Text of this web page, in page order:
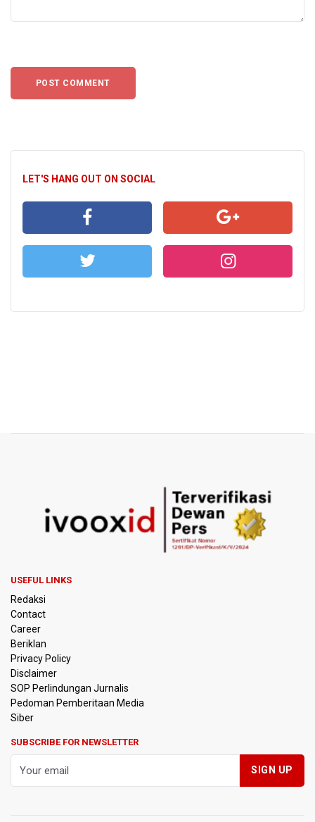
LET'S HANG OUT ON SOCIAL
USEFUL LINKS
Redaksi
Contact
Career
Beriklan
Privacy Policy
Disclaimer
SOP Perlindungan Jurnalis
Pedoman Pemberitaan Media
Siber
SUBSCRIBE FOR NEWSLETTER